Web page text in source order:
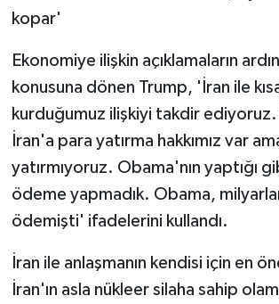
kopar'
Ekonomiye ilişkin açıklamaların
konusuna dönen Trump, 'İran ile
kurduğumuz ilişkiyi takdir
İran'a para yatırma hakkımız var
yatırmıyoruz. Obama'nın yaptığı
ödeme yapmadık. Obama,
ödemişti' ifadelerini kullandı.
İran ile anlaşmanın kendisi için en
İran'ın asla nükleer silaha sahip